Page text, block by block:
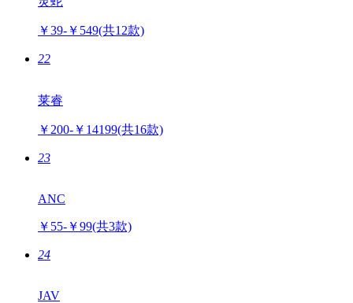
￥39-￥549(共12款)
22
莱睿
￥200-￥14199(共16款)
23
ANC
￥55-￥99(共3款)
24
JAV